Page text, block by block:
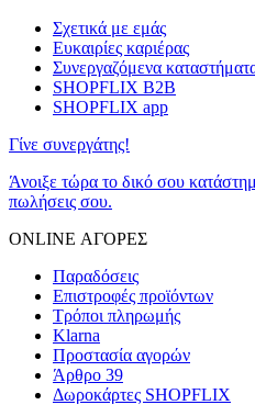
Σχετικά με εμάς
Ευκαιρίες καριέρας
Συνεργαζόμενα
SHOPFLIX B2B
SHOPFLIX app
Γίνε συνεργάτης!
Άνοιξε τώρα το δικό σου
πωλήσεις σου.
ONLINE ΑΓΟΡΕΣ
Παραδόσεις
Επιστροφές προϊόντων
Τρόποι πληρωμής
Klarna
Προστασία αγορών
Άρθρο 39
Δωροκάρτες SHOPFLIX